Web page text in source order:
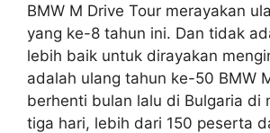
BMW M Drive Tour merayakan
yang ke-8 tahun ini. Dan tidak
lebih baik untuk dirayakan
adalah ulang tahun ke-50 BMW
berhenti bulan lalu di Bulgaria di
tiga hari, lebih dari 150 peserta